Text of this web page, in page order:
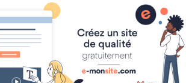
VTT-TRAIL
sports loisirs
"Open XC Massi"